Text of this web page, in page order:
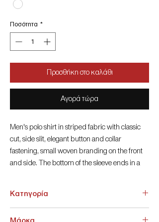
Ποσότητα *
Προσθήκη στο καλάθι
Αγορά τώρα
Men's polo shirt in striped fabric with classic
cut, side slit, elegant button and collar
fastening, small woven branding on the front
and side. The bottom of the sleeve ends in a
Κατηγορία